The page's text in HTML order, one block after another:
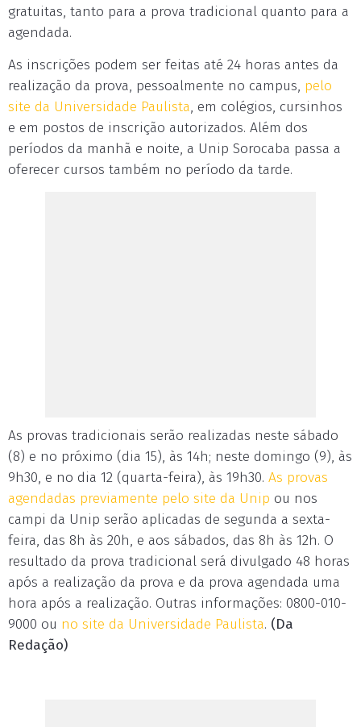
gratuitas, tanto para a prova tradicional quanto para a
agendada.
As inscrições podem ser feitas até 24 horas antes da
realização da prova, pessoalmente no campus, pelo
site da Universidade Paulista, em colégios, cursinhos
e em postos de inscrição autorizados. Além dos
períodos da manhã e noite, a Unip Sorocaba passa a
oferecer cursos também no período da tarde.
As provas tradicionais serão realizadas neste sábado
(8) e no próximo (dia 15), às 14h; neste domingo (9), às
9h30, e no dia 12 (quarta-feira), às 19h30. As provas
agendadas previamente pelo site da Unip ou nos
campi da Unip serão aplicadas de segunda a sexta-
feira, das 8h às 20h, e aos sábados, das 8h às 12h. O
resultado da prova tradicional será divulgado 48 horas
após a realização da prova e da prova agendada uma
hora após a realização. Outras informações: 0800-010-
9000 ou no site da Universidade Paulista. (Da
Redação)